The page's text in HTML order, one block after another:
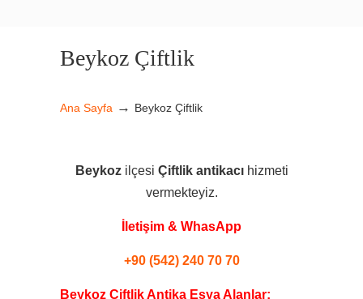
Beykoz Çiftlik
Ana Sayfa → Beykoz Çiftlik
Beykoz ilçesi Çiftlik antikacı hizmeti
vermekteyiz.
İletişim & WhasApp
+90 (542) 240 70 70
Beykoz Çiftlik Antika Eşya Alanlar: